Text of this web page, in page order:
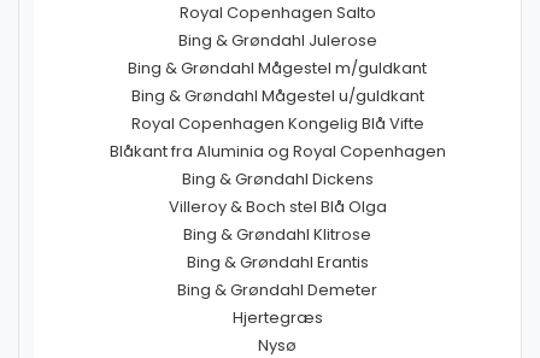
Royal Copenhagen Salto
Bing & Grøndahl Julerose
Bing & Grøndahl Mågestel m/guldkant
Bing & Grøndahl Mågestel u/guldkant
Royal Copenhagen Kongelig Blå Vifte
Blåkant fra Aluminia og Royal Copenhagen
Bing & Grøndahl Dickens
Villeroy & Boch stel Blå Olga
Bing & Grøndahl Klitrose
Bing & Grøndahl Erantis
Bing & Grøndahl Demeter
Hjertegræs
Nysø